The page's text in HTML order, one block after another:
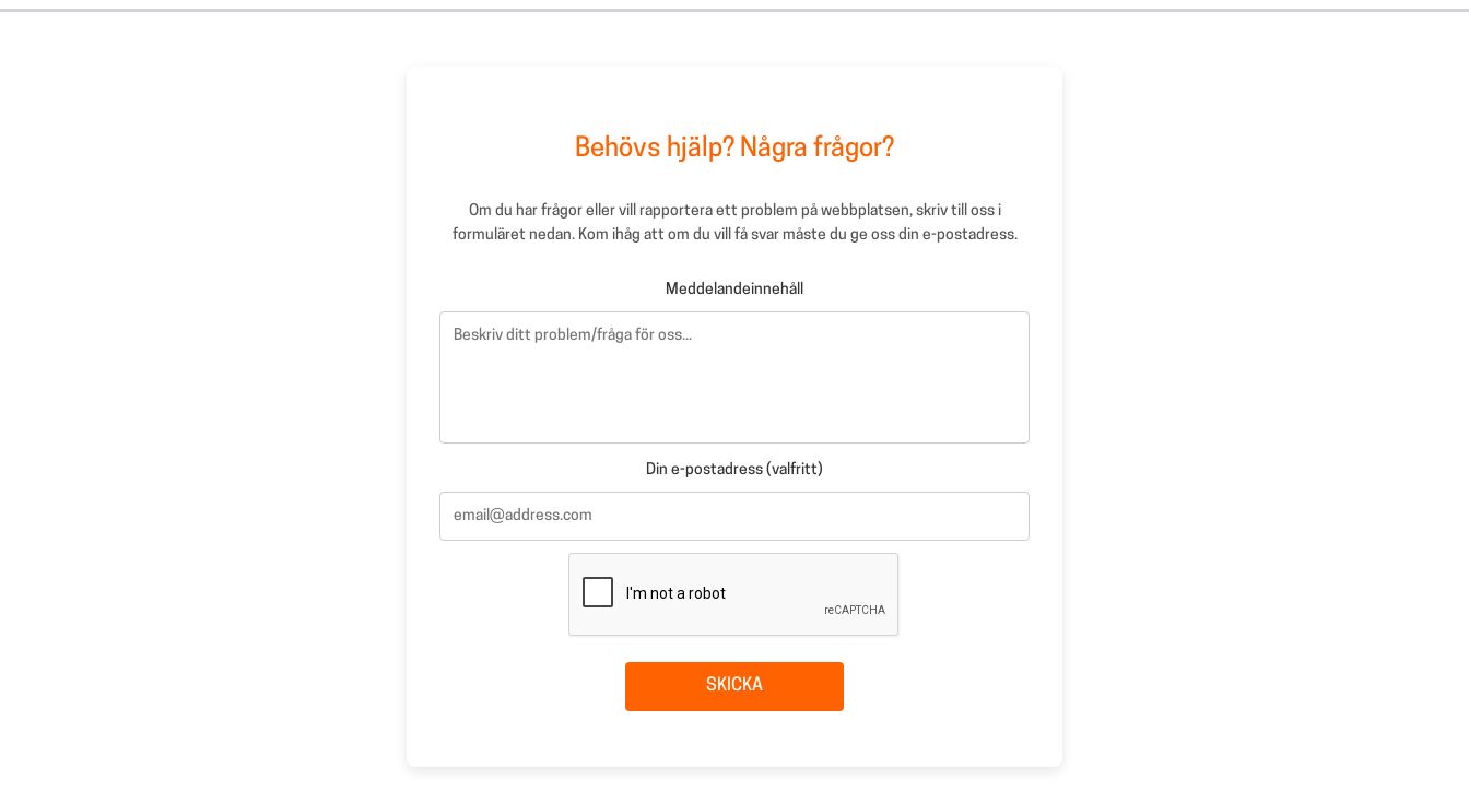
Behövs hjälp? Några frågor?
Om du har frågor eller vill rapportera ett problem på webbplatsen, skriv till oss i
formuläret nedan. Kom ihåg att om du vill få svar måste du ge oss din e-postadress.
Meddelandeinnehåll
Din e-postadress (valfritt)
SKICKA